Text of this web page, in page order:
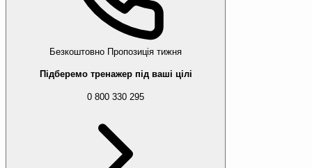
Безкоштовно Пропозиція тижня
Підберемо тренажер під ваші цілі
0 800 330 295